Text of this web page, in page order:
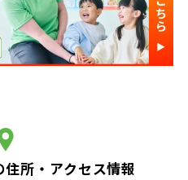
所・アクセス情報